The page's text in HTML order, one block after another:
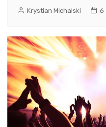
Krystian Michalski 6